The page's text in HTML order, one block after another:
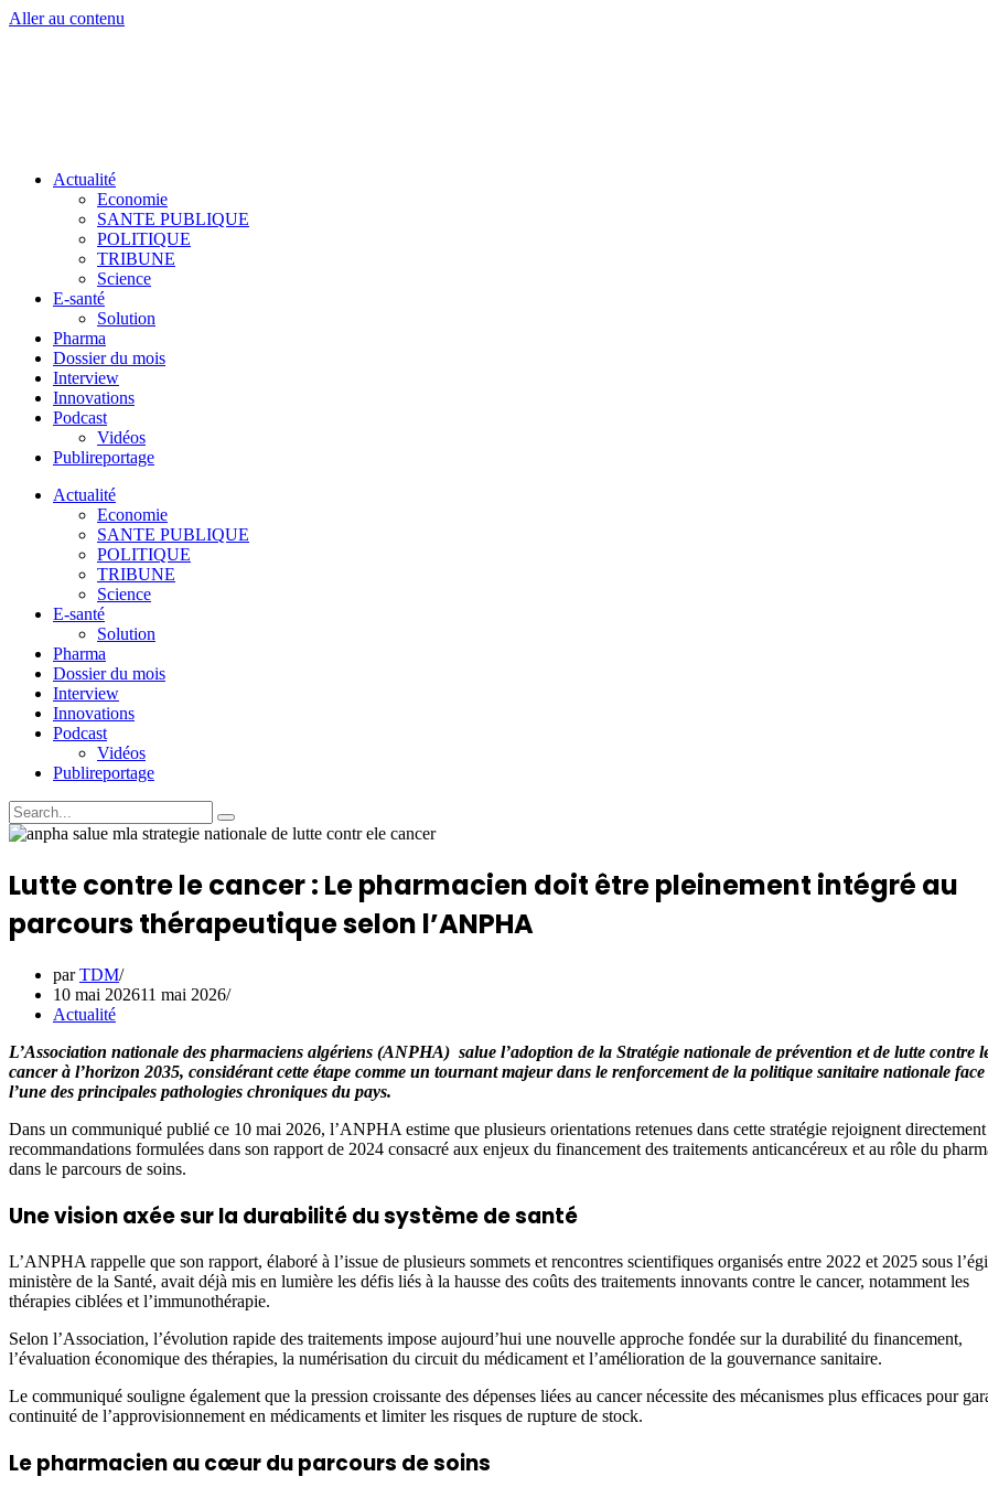
Aller au contenu
Actualité
Economie
SANTE PUBLIQUE
POLITIQUE
TRIBUNE
Science
E-santé
Solution
Pharma
Dossier du mois
Interview
Innovations
Podcast
Vidéos
Publireportage
Actualité
Economie
SANTE PUBLIQUE
POLITIQUE
TRIBUNE
Science
E-santé
Solution
Pharma
Dossier du mois
Interview
Innovations
Podcast
Vidéos
Publireportage
Lutte contre le cancer : Le pharmacien doit être pleinement intégré au
parcours thérapeutique selon l’ANPHA
parTDM
10 mai 202611 mai 2026
Actualité
L’Association nationale des pharmaciens algériens (ANPHA) salue l’adoption de la Stratégie nationale de prévention et de lutte contre
cancer à l’horizon 2035, considérant cette étape comme un tournant majeur dans le renforcement de la politique sanitaire nationale face
l’une des principales pathologies chroniques du pays.
Dans un communiqué publié ce 10 mai 2026, l’ANPHA estime que plusieurs orientations retenues dans cette stratégie rejoignent
recommandations formulées dans son rapport de 2024 consacré aux enjeux du financement des traitements anticancéreux et au rôle du
dans le parcours de soins.
Une vision axée sur la durabilité du système de santé
L’ANPHA rappelle que son rapport, élaboré à l’issue de plusieurs sommets et rencontres scientifiques organisés entre 2022 et 2025 sous
ministère de la Santé, avait déjà mis en lumière les défis liés à la hausse des coûts des traitements innovants contre le cancer, notamment les
thérapies ciblées et l’immunothérapie.
Selon l’Association, l’évolution rapide des traitements impose aujourd’hui une nouvelle approche fondée sur la durabilité du financement,
l’évaluation économique des thérapies, la numérisation du circuit du médicament et l’amélioration de la gouvernance sanitaire.
Le communiqué souligne également que la pression croissante des dépenses liées au cancer nécessite des mécanismes plus efficaces pour
continuité de l’approvisionnement en médicaments et limiter les risques de rupture de stock.
Le pharmacien au cœur du parcours de soins